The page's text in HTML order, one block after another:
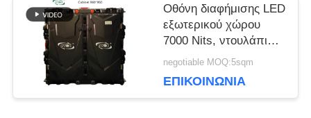
ΙΣΤΌΤΟΠΟΥ
ΠΟΛΙΤΙΚΉ
ΜΥΣΤΙΚΌΤΗΤΑΣ
Οθόνη διαφήμισης LED
εξωτερικού χώρου
7000 Nits, ντουλάπι
960x960mm, 23KG
negotiable MOQ:5sqm
ΕΠΙΚΟΙΝΩΝΊΑ